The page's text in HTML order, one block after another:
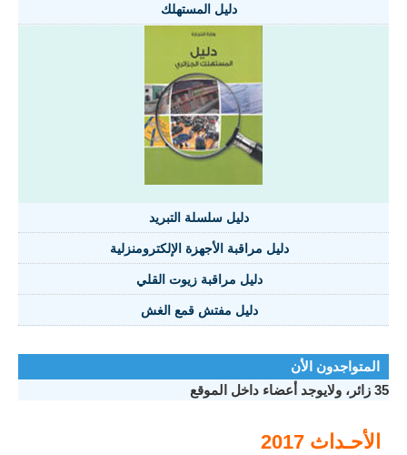
دليل المستهلك
دليل سلسلة التبريد
دليل مراقبة الأجهزة الإلكترومنزلية
دليل مراقبة زيوت القلي
دليل مفتش قمع الغش
المتواجدون الأن
35 زائر، ولايوجد أعضاء داخل الموقع
الأحـداث 2017